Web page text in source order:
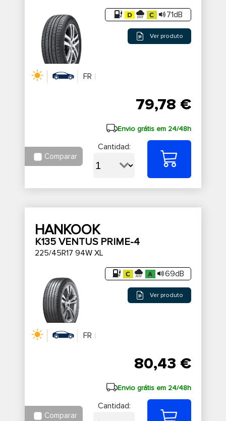
71dB
Ver produto
FR
79,78 €
Envio grátis em 24/48h
Comparar
Cantidad:
HANKOOK
K135 VENTUS PRIME-4
225/45R17 94W XL
69dB
Ver produto
FR
80,43 €
Envio grátis em 24/48h
Comparar
Cantidad: